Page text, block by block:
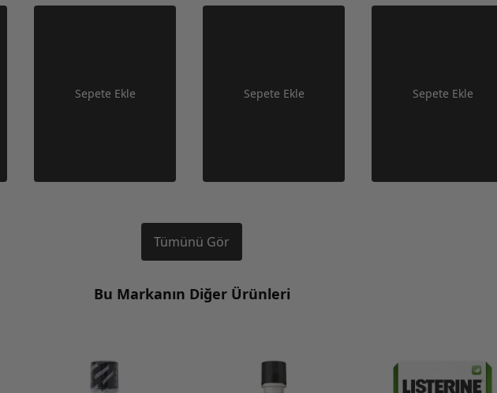
Sepete Ekle Sepete Ekle Sepete Ekle
Tümünü Gör
Bu Markanın Diğer Ürünleri